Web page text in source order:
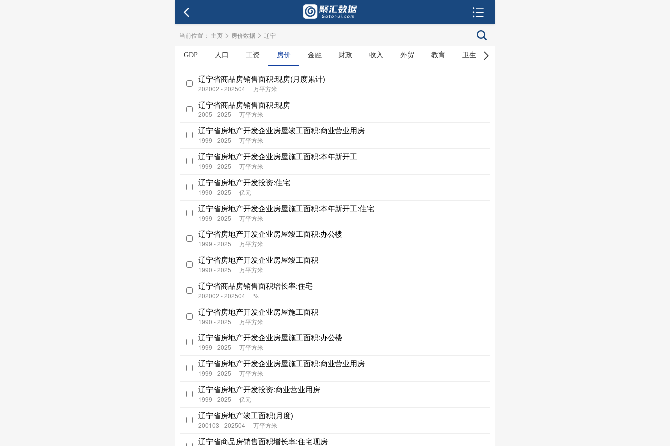
当前位置： 主页 > 房价数据 > 辽宁
GDP 人口 工资 房价 金融 财政 收入 外贸 教育 卫生
辽宁省商品房销售面积:现房(月度累计)
202002 - 202504 万平方米
辽宁省商品房销售面积:现房
2005 - 2025 万平方米
辽宁省房地产开发企业房屋竣工面积:商业营业用房
1999 - 2025 万平方米
辽宁省房地产开发企业房屋施工面积:本年新开工
1999 - 2025 万平方米
辽宁省房地产开发投资:住宅
1990 - 2025 亿元
辽宁省房地产开发企业房屋施工面积:本年新开工:住宅
1999 - 2025 万平方米
辽宁省房地产开发企业房屋竣工面积:办公楼
1999 - 2025 万平方米
辽宁省房地产开发企业房屋竣工面积
1990 - 2025 万平方米
辽宁省商品房销售面积增长率:住宅
202002 - 202504 %
辽宁省房地产开发企业房屋施工面积
1990 - 2025 万平方米
辽宁省房地产开发企业房屋施工面积:办公楼
1999 - 2025 万平方米
辽宁省房地产开发企业房屋施工面积:商业营业用房
1999 - 2025 万平方米
辽宁省房地产开发投资:商业营业用房
1999 - 2025 亿元
辽宁省房地产竣工面积(月度)
200103 - 202504 万平方米
辽宁省商品房销售面积增长率:住宅现房